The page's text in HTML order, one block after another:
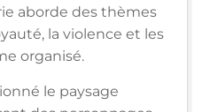
aborde des thèmes
la violence et les
organisé.
le paysage